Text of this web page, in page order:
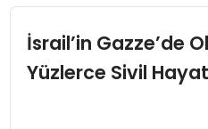
EKONOMI
İsrail’in Gazze’de
Yüzlerce Sivil